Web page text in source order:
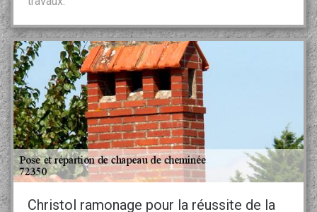
Christol ramonage pour la réussite de la